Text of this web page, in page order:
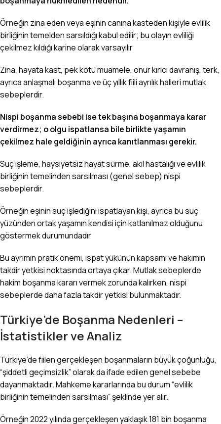
Örneğin zina eden veya eşinin canına kasteden kişiyle evlilik
birliğinin temelden sarsıldığı kabul edilir; bu olayın evliliği
çekilmez kıldığı karine olarak varsayılır
Zina, hayata kast, pek kötü muamele, onur kırıcı davranış, terk,
ayrıca anlaşmalı boşanma ve üç yıllık fiili ayrılık halleri mutlak
sebeplerdir.
Nispi boşanma sebebi ise tek başına boşanmaya karar
verdirmez; o olgu ispatlansa bile birlikte yaşamın
çekilmez hale geldiğinin ayrıca kanıtlanması gerekir.
Suç işleme, haysiyetsiz hayat sürme, akıl hastalığı ve evlilik
birliğinin temelinden sarsılması (genel sebep) nispi
sebeplerdir.
Örneğin eşinin suç işlediğini ispatlayan kişi, ayrıca bu suç
yüzünden ortak yaşamın kendisi için katlanılmaz olduğunu
göstermek durumundadır
Bu ayrımın pratik önemi, ispat yükünün kapsamı ve hakimin
takdir yetkisi noktasında ortaya çıkar. Mutlak sebeplerde
hakim boşanma kararı vermek zorunda kalırken, nispi
sebeplerde daha fazla takdir yetkisi bulunmaktadır.
Türkiye’de Boşanma Nedenleri –
İstatistikler ve Analiz
Türkiye’de fiilen gerçekleşen boşanmaların büyük çoğunluğu,
“şiddetli geçimsizlik” olarak da ifade edilen genel sebebe
dayanmaktadır. Mahkeme kararlarında bu durum “evlilik
birliğinin temelinden sarsılması” şeklinde yer alır.
Örneğin 2022 yılında gerçekleşen yaklaşık 181 bin boşanma